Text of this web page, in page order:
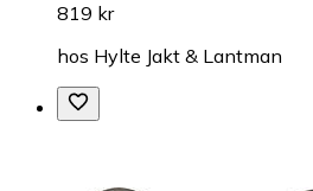
819 kr
hos Hylte Jakt & Lantman